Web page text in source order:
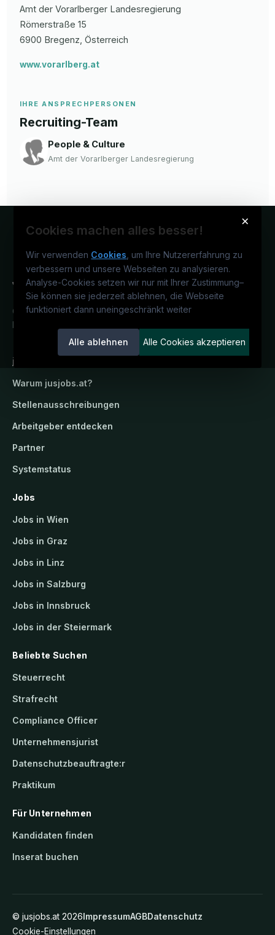
Amt der Vorarlberger Landesregierung
Römerstraße 15
6900 Bregenz , Österreich
www.vorarlberg.at
IHRE ANSPRECHPERSONEN
Recruiting-Team
People & Culture
Amt der Vorarlberger Landesregierung
×
Cookies machen alles besser!
Wir verwenden Cookies , um Ihre Nutzererfahrung zu
verbessern und unsere Webseiten zu analysieren.
Analyse-Cookies setzen wir nur mit Ihrer Zustimmung–
Sie können sie jederzeit ablehnen, die Webseite
funktioniert dann uneingeschränkt weiter
Alle ablehnen Alle Cookies akzeptieren
Österreichs juristisches Karriereportal.
Ein Service der candidatis GmbH.
jusjobs.at
Warum jusjobs.at?
Stellenausschreibungen
Arbeitgeber entdecken
Partner
Systemstatus
Jobs
Jobs in Wien
Jobs in Graz
Jobs in Linz
Jobs in Salzburg
Jobs in Innsbruck
Jobs in der Steiermark
Beliebte Suchen
Steuerrecht
Strafrecht
Compliance Officer
Unternehmensjurist
Datenschutzbeauftragte:r
Praktikum
Für Unternehmen
Kandidaten finden
Inserat buchen
© jusjobs.at 2026ImpressumAGBDatenschutz
Cookie-Einstellungen